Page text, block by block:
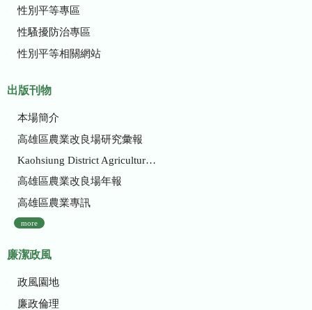
性別平等專區
性騷擾防治專區
性別平等相關網站
出版刊物
本場簡介
高雄區農業改良場研究彙報
Kaohsiung District Agricultural Research and Extension Station
高雄區農業改良場年報
高雄區農業專訊
more
廉潔政風
政風園地
廉政倫理